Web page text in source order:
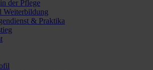
der Pflege
Weiterbildung
& Praktika